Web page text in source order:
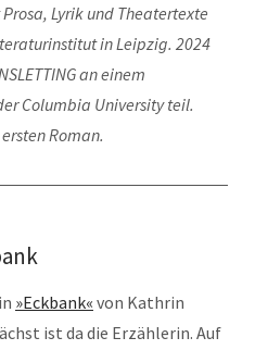
Lyrik und Theatertexte
in Leipzig. 2024
an einem
Columbia University teil.
Roman.
»Eckbank« von Kathrin
ist da die Erzählerin. Auf